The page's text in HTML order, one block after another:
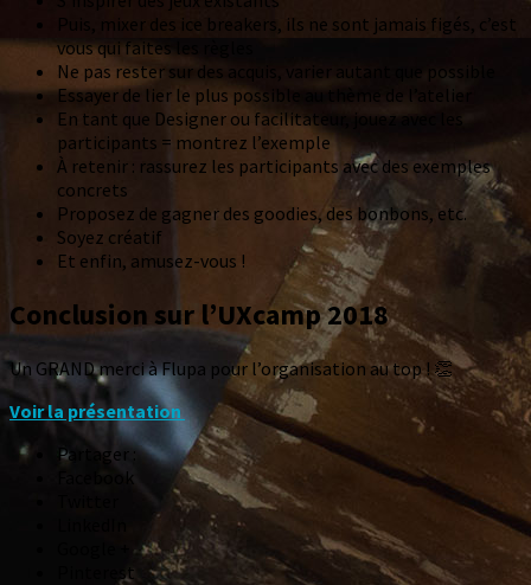
Puis, mixer des ice breakers, ils ne sont jamais figés, c’est
vous qui faites les règles
Ne pas rester sur des acquis, varier autant que possible
Essayer de lier le plus possible au thème de l’atelier
En tant que Designer ou facilitateur, jouez avec les
participants = montrez l’exemple
À retenir : rassurez les participants avec des exemples
concrets
Proposez de gagner des goodies, des bonbons, etc.
Soyez créatif
Et enfin, amusez-vous !
Conclusion sur l’UXcamp 2018
Un GRAND merci à Flupa pour l’organisation au top ! 👏
Voir la présentation
Partager :
Facebook
Pinterest